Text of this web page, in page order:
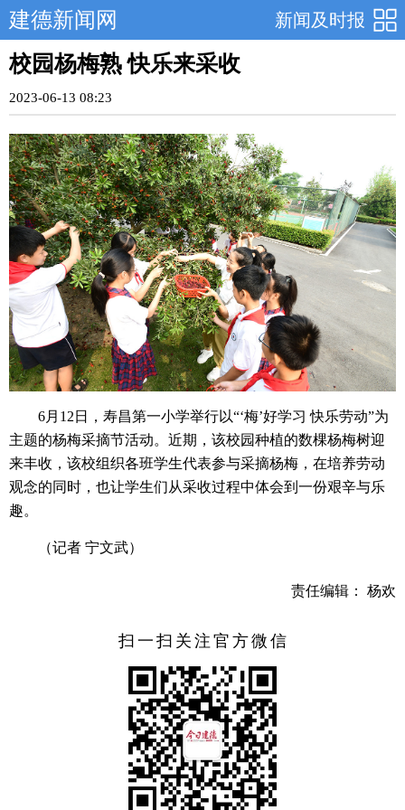
新闻及时报
建德新闻网
校园杨梅熟 快乐来采收
2023-06-13 08:23
6月12日，寿昌第一小学举行以“‘梅’好学习 快乐劳动”为
主题的杨梅采摘节活动。近期，该校园种植的数棵杨梅树迎
来丰收，该校组织各班学生代表参与采摘杨梅，在培养劳动
观念的同时，也让学生们从采收过程中体会到一份艰辛与乐
趣。
（记者 宁文武）
责任编辑： 杨欢
扫一扫关注官方微信